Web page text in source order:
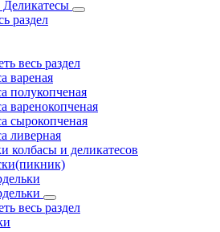
раздел
весь раздел
вареная
полукопченая
варенокопченая
сырокопченая
ливерная
колбасы и деликатесов
весь раздел